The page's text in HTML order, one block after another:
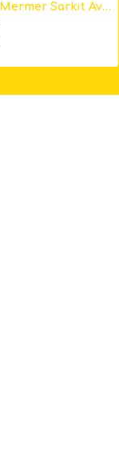
Aura Viola Mermer Sarkıt Avize